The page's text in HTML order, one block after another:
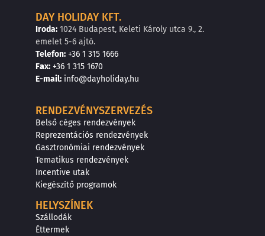
DAY HOLIDAY KFT.
Iroda: 1024 Budapest, Keleti Károly utca 9., 2.
emelet 5-6 ajtó.
Telefon: +36 1 315 1666
Fax: +36 1 315 1670
E-mail: info@dayholiday.hu
RENDEZVÉNYSZERVEZÉS
Belső céges rendezvények
Reprezentációs rendezvények
Gasztronómiai rendezvények
Tematikus rendezvények
Incentive utak
Kiegészítő programok
HELYSZÍNEK
Szállodák
Éttermek